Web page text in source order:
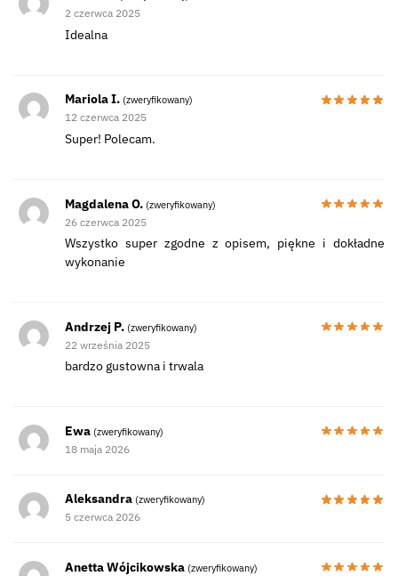
2 czerwca 2025
Idealna
Mariola I. (zweryfikowany)
12 czerwca 2025
Super! Polecam.
Magdalena O. (zweryfikowany)
26 czerwca 2025
Wszystko super zgodne z opisem, piękne i dokładne
wykonanie
Andrzej P. (zweryfikowany)
22 września 2025
bardzo gustowna i trwala
Ewa (zweryfikowany)
18 maja 2026
Aleksandra (zweryfikowany)
5 czerwca 2026
Anetta Wójcikowska (zweryfikowany)